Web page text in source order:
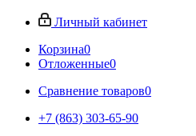
Личный кабинет
Корзина0
Отложенные0
Сравнение товаров0
+7 (863) 303-65-90